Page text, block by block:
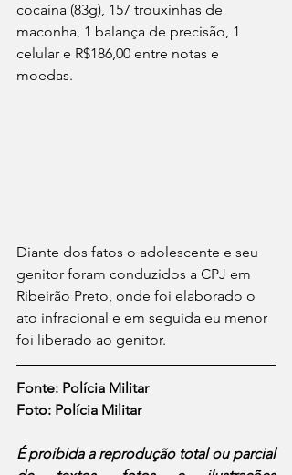
cocaína (83g), 157 trouxinhas de
maconha, 1 balança de precisão, 1
celular e R$186,00 entre notas e
moedas.
Diante dos fatos o adolescente e seu
genitor foram conduzidos a CPJ em
Ribeirão Preto, onde foi elaborado o
ato infracional e em seguida eu menor
foi liberado ao genitor.
Fonte: Polícia Militar
Foto: Polícia Militar
É proibida a reprodução total ou parcial